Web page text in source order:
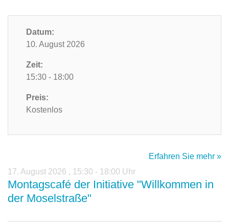
Datum:
10. August 2026
Zeit:
15:30 - 18:00
Preis:
Kostenlos
Erfahren Sie mehr »
17. August 2026 , 15:30 - 18:00 Uhr
Montagscafé der Initiative "Willkommen in
der Moselstraße"